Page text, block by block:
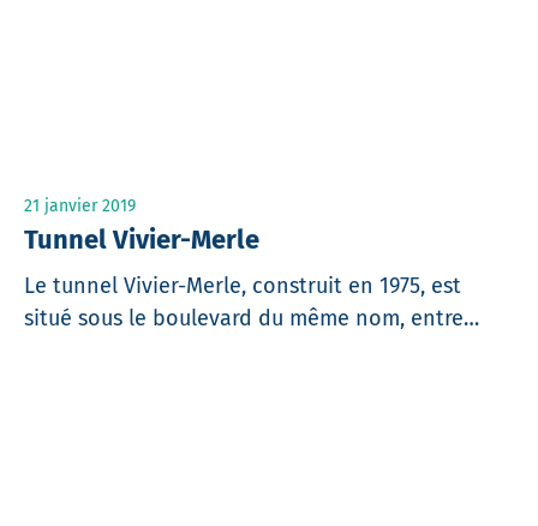
21 janvier 2019
Tunnel Vivier-Merle
Le tunnel Vivier-Merle, construit en 1975, est
situé sous le boulevard du même nom, entre…